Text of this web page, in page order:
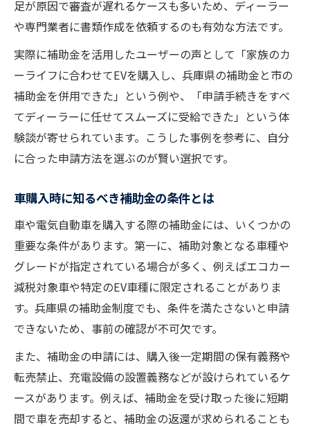
足が原因で審査が遅れるケースも多いため、ディーラー
や専門業者に書類作成を依頼するのも有効な方法です。
実際に補助金を活用したユーザーの声として「家族のカ
ーライフに合わせてEVを購入し、兵庫県の補助金と市の
補助金を併用できた」という例や、「申請手続きをすべ
てディーラーに任せてスムーズに受給できた」という体
験談が寄せられています。こうした事例を参考に、自分
に合った申請方法を選ぶのが賢い選択です。
車購入時に知るべき補助金の条件とは
車や電気自動車を購入する際の補助金には、いくつかの
重要な条件があります。第一に、補助対象となる車種や
グレードが指定されている場合が多く、例えばエコカー
減税対象車や特定のEV車種に限定されることがありま
す。兵庫県の補助金制度でも、条件を満たさないと申請
できないため、事前の確認が不可欠です。
また、補助金の申請には、購入後一定期間の保有義務や
転売禁止、充電設備の設置義務などが設けられているケ
ースがあります。例えば、補助金を受け取った後に短期
間で車を売却すると、補助金の返還が求められることも